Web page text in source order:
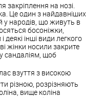
закріплення на нозі.
Це один з найдавніших
у народів, що живуть в
босоніжки,
деякі інші види легкого
жінки носили закрите
сандаліям, щоб
взуття з високою
різною, розрізняють
вище коліна